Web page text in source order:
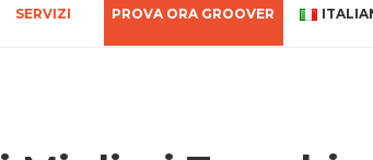
SERVIZI PROVA ORA GROOVER